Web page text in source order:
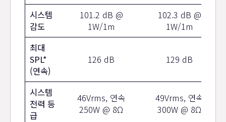
시스템
감도
101.2 dB @
1W/1m
102.3 dB @
1W/1m
최대
SPL*
(연속)
126 dB 129 dB
시스템
전력 등
급
46Vrms, 연속
250W @ 8Ω
49Vrms, 연속
300W @ 8Ω